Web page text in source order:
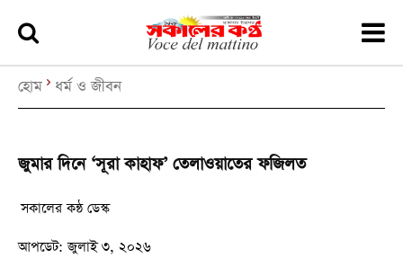
হোম ধর্ম ও জীবন
জুমার দিনে ‘সূরা কাহাফ’ তেলাওয়াতের ফজিলত
সকালের কন্ঠ ডেস্ক
আপডেট: জুলাই ৩, ২০২৬